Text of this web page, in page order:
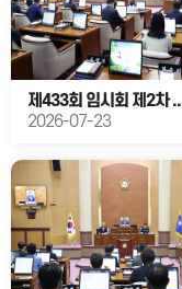
제433회 임시회 제2차 ..
2026-07-23